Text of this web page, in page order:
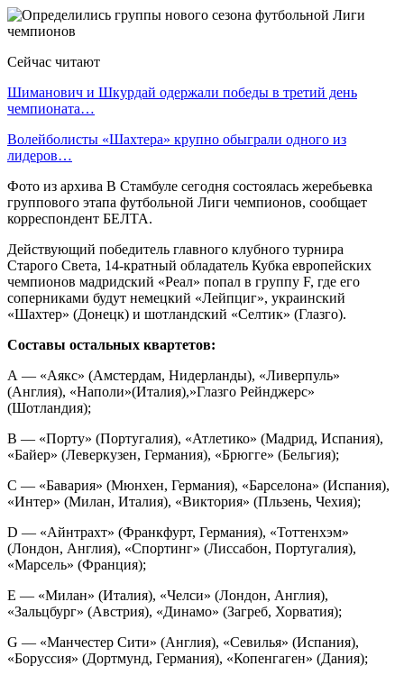
Сейчас читают
Шиманович и Шкурдай одержали победы в третий день
чемпионата…
Волейболисты «Шахтера» крупно обыграли одного из
лидеров…
Фото из архива В Стамбуле сегодня состоялась жеребьевка
группового этапа футбольной Лиги чемпионов, сообщает
корреспондент БЕЛТА.
Действующий победитель главного клубного турнира
Старого Света, 14-кратный обладатель Кубка европейских
чемпионов мадридский «Реал» попал в группу F, где его
соперниками будут немецкий «Лейпциг», украинский
«Шахтер» (Донецк) и шотландский «Селтик» (Глазго).
Составы остальных квартетов:
А — «Аякс» (Амстердам, Нидерланды), «Ливерпуль»
(Англия), «Наполи»(Италия),»Глазго Рейнджерс»
(Шотландия);
В — «Порту» (Португалия), «Атлетико» (Мадрид, Испания),
«Байер» (Леверкузен, Германия), «Брюгге» (Бельгия);
С — «Бавария» (Мюнхен, Германия), «Барселона» (Испания),
«Интер» (Милан, Италия), «Виктория» (Пльзень, Чехия);
D — «Айнтрахт» (Франкфурт, Германия), «Тоттенхэм»
(Лондон, Англия), «Спортинг» (Лиссабон, Португалия),
«Марсель» (Франция);
Е — «Милан» (Италия), «Челси» (Лондон, Англия),
«Зальцбург» (Австрия), «Динамо» (Загреб, Хорватия);
G — «Манчестер Сити» (Англия), «Севилья» (Испания),
«Боруссия» (Дортмунд, Германия), «Копенгаген» (Дания);